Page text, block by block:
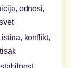
odnosi,
konflikt,